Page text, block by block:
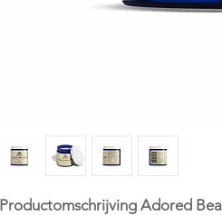
Productomschrijving Adored